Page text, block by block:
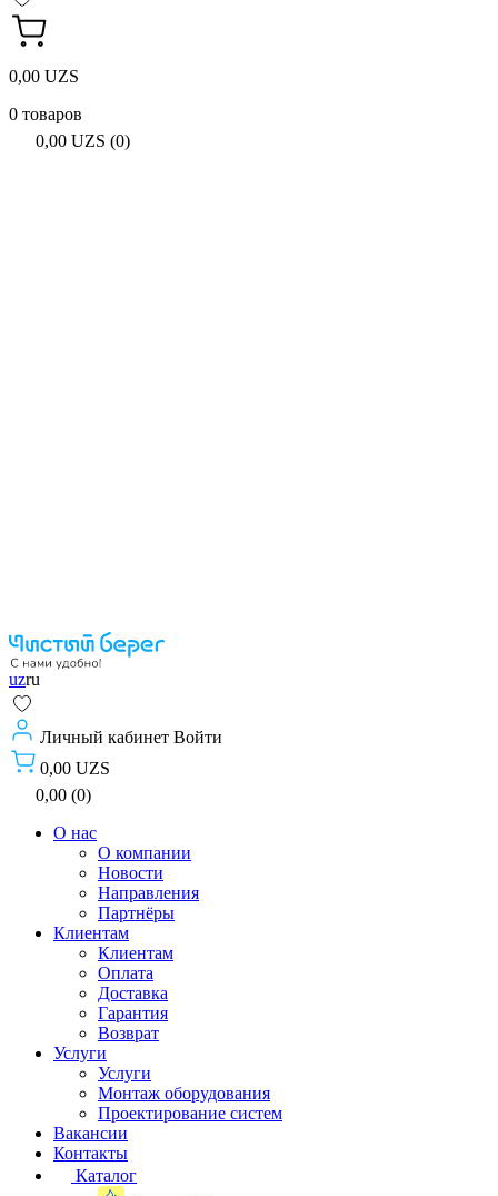
0,00 UZS
0 товаров
0,00 UZS (0)
uzru
Личный кабинет Войти
0,00 UZS
0,00 (0)
О нас
О компании
Новости
Направления
Партнёры
Клиентам
Клиентам
Оплата
Доставка
Гарантия
Возврат
Услуги
Услуги
Монтаж оборудования
Проектирование систем
Вакансии
Контакты
Каталог